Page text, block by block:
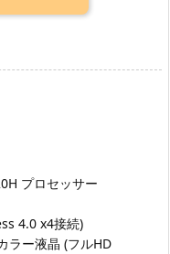
プロセッサー
4.0 x4接続)
ラー液晶 (フルHD